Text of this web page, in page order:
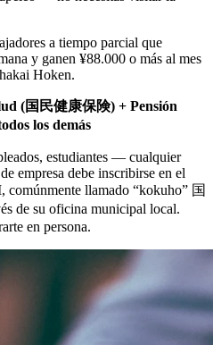
a tiempo parcial que
y ganen ¥88.000 o más al mes
Hoken.
(国民健康保険) + Pensión
los demás
estudiantes — cualquier
empresa debe inscribirse en el
comúnmente llamado “kokuho” 国
de su oficina municipal local.
en persona.